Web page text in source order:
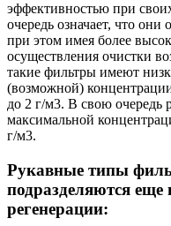
эффективностью при
очередь означает, что
при этом имея более
осуществления очистки
такие фильтры имеют
(возможной)
до 2 г/м3. В свою очередь
максимальной
г/м3.
Рукавные типы
подразделяются еще
регенерации: